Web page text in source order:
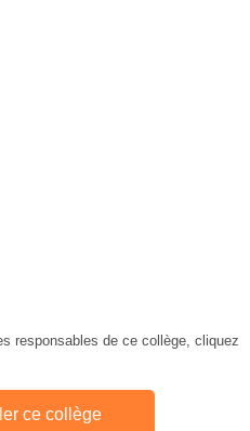
responsables de ce collège, cliquez
ce collège